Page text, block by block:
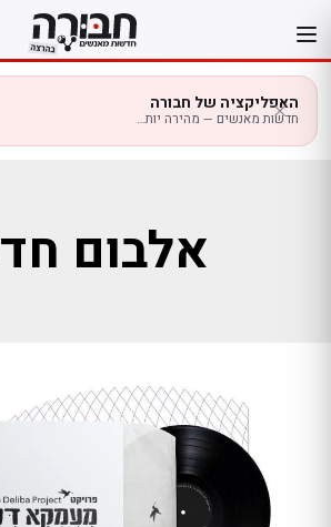
לתוכן
האפליקציה של חבורה
חדשות מאנשים — מהירה יותר בנייד
אלבום